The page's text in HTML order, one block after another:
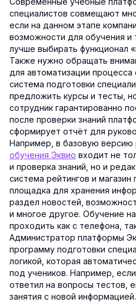
специалистов совмещают
если на данном этапе
возможности для обучения и
лучше выбирать функционал
Также нужно обращать
для автоматизации
система подготовки
предложить курсы и тесты,
сотрудник гарантированно
после проверки знаний
сформирует отчёт для
Например, в базовую версию
обучения Эквио входит не
и проверка знаний, но и
система рейтингов и
площадка для хранения
раздел новостей,
и многое другое. Обучение
проходить как с телефона,
Администратор платформы
программу подготовки
логикой, которая
под учеников. Например,
ответил на вопросы
занятия с новой